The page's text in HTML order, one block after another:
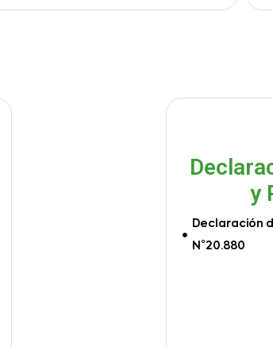
y
Declaración
N°20.880